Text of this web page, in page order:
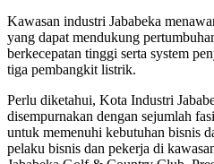
Kawasan industri Jababeka
yang dapat mendukung
berkecepatan tinggi serta system
tiga pembangkit listrik.
Perlu diketahui, Kota Industri
disempurnakan dengan sejumlah
untuk memenuhi kebutuhan bisnis
pelaku bisnis dan pekerja di